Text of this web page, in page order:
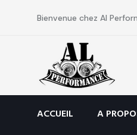
Bienvenue chez Al
ACCUEIL A